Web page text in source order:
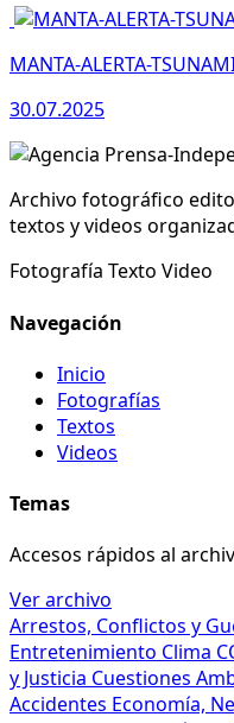
MANTA-ALERTA-
30.07.2025
Archivo fotográfico
textos y videos
Fotografía Texto Video
Navegación
Inicio
Fotografías
Textos
Videos
Temas
Accesos rápidos al
Ver archivo
Arrestos, Conflictos y
Entretenimiento Clima
y Justicia Cuestiones
Accidentes Economía,